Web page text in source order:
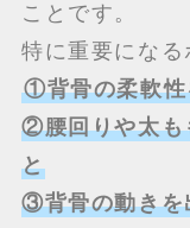
ことです。
特に重要になる
①背骨の柔軟性
②腰回りや太も
と
③背骨の動きを